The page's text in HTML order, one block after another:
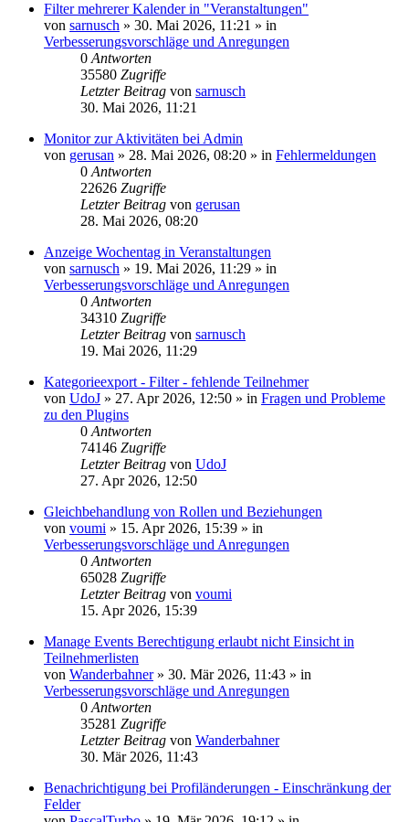
Filter mehrerer Kalender in "Veranstaltungen"
von sarnusch » 30. Mai 2026, 11:21 » in
Verbesserungsvorschläge und Anregungen
0 Antworten
35580 Zugriffe
Letzter Beitrag von sarnusch
30. Mai 2026, 11:21
Monitor zur Aktivitäten bei Admin
von gerusan » 28. Mai 2026, 08:20 » in Fehlermeldungen
0 Antworten
22626 Zugriffe
Letzter Beitrag von gerusan
28. Mai 2026, 08:20
Anzeige Wochentag in Veranstaltungen
von sarnusch » 19. Mai 2026, 11:29 » in
Verbesserungsvorschläge und Anregungen
0 Antworten
34310 Zugriffe
Letzter Beitrag von sarnusch
19. Mai 2026, 11:29
Kategorieexport - Filter - fehlende Teilnehmer
von UdoJ » 27. Apr 2026, 12:50 » in Fragen und Probleme
zu den Plugins
0 Antworten
74146 Zugriffe
Letzter Beitrag von UdoJ
27. Apr 2026, 12:50
Gleichbehandlung von Rollen und Beziehungen
von voumi » 15. Apr 2026, 15:39 » in
Verbesserungsvorschläge und Anregungen
0 Antworten
65028 Zugriffe
Letzter Beitrag von voumi
15. Apr 2026, 15:39
Manage Events Berechtigung erlaubt nicht Einsicht in
Teilnehmerlisten
von Wanderbahner» 30. Mär 2026, 11:43 » in
Verbesserungsvorschläge und Anregungen
0 Antworten
35281 Zugriffe
Letzter Beitrag von Wanderbahner
30. Mär 2026, 11:43
Benachrichtigung bei Profiländerungen - Einschränkung der
Felder